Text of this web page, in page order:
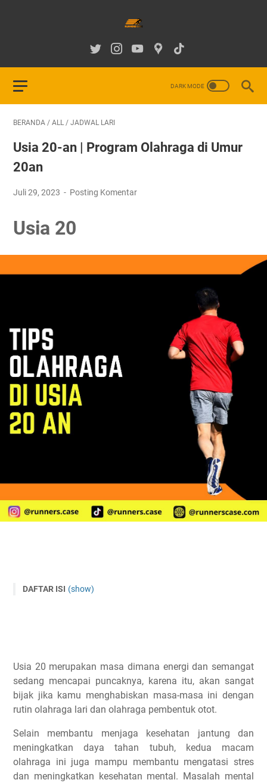
BERANDA / ALL / JADWAL LARI
Usia 20-an | Program Olahraga di Umur
20an
Juli 29, 2023 Posting Komentar
Usia 20
DAFTAR ISI (show)
Buat program olahraga yang jelas
Seimbangkan intensitas latihannya
Biasakan untuk melatih heart rate (HR)
Disiplin dengan jam istirahat
Rutin minum air
Variasikan olahraganya
Rotasi sepatu lari
Usia 20 merupakan masa dimana energi dan semangat
sedang mencapai puncaknya, karena itu, akan sangat
bijak jika kamu menghabiskan masa-masa ini dengan
rutin olahraga lari dan olahraga pembentuk otot.
Selain membantu menjaga kesehatan jantung dan
meningkatkan daya tahan tubuh, kedua macam
olahraga ini juga mampu membantu mengatasi stres
dan meningkatkan kesehatan mental. Masalah mental